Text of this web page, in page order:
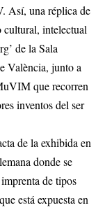
Así, una réplica de
cultural, intelectual
de la Sala
València, junto a
que recorren
inventos del ser
de la exhibida en
donde se
de tipos
está expuesta en